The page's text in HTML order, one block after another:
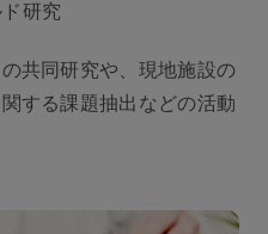
研究
共同研究や、現地施設の
する課題抽出などの活動